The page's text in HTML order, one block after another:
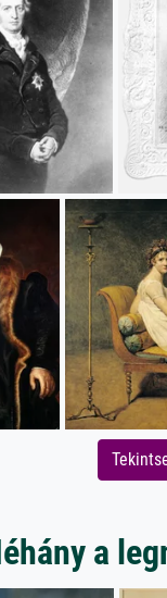
a